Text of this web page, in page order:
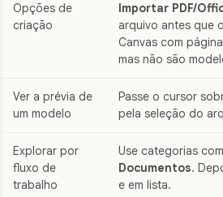
Opções de
criação
Importar PDF/
arquivo antes que
Canvas com
mas não são
Ver a prévia de
um modelo
Passe o cursor
pela seleção do
Explorar por
fluxo de
trabalho
Use categorias
Documentos.
e em lista.